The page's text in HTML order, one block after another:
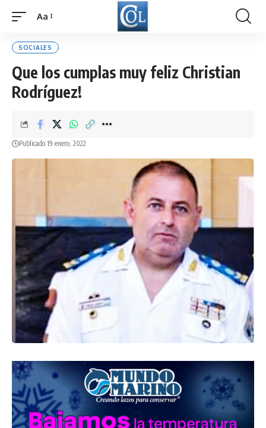
Font
Aa
SOCIALES
Que los cumplas muy feliz Christian
Rodríguez!
Publicado 19 enero, 2022